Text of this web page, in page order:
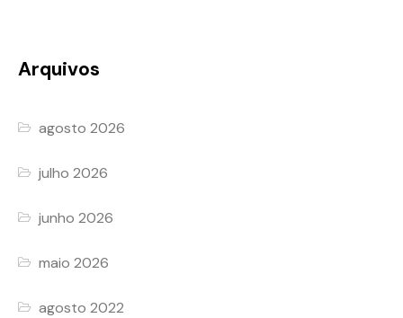
Arquivos
agosto 2026
julho 2026
junho 2026
maio 2026
agosto 2022